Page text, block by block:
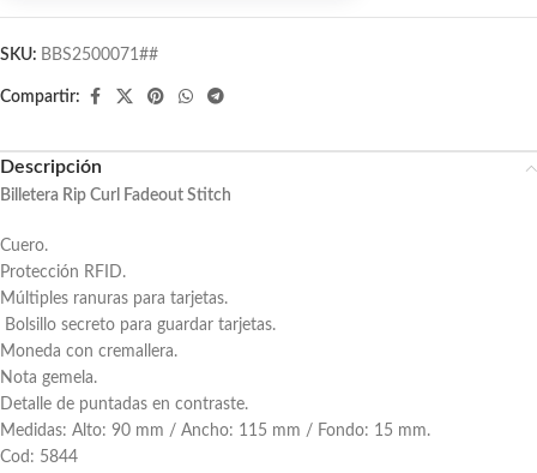
SKU: BBS2500071##
Compartir:
Descripción
Billetera Rip Curl Fadeout Stitch
Cuero.
Protección RFID.
Múltiples ranuras para tarjetas.
Bolsillo secreto para guardar tarjetas.
Moneda con cremallera.
Nota gemela.
Detalle de puntadas en contraste.
Medidas: Alto: 90 mm / Ancho: 115 mm / Fondo: 15 mm.
Cod: 5844